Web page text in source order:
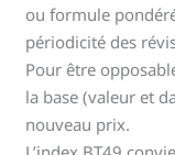
ou formule
périodicité des
Pour être
la base (valeur et
nouveau prix.